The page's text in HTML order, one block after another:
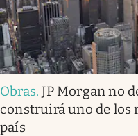
Obras.JP Morgan no
construirá uno de los
país